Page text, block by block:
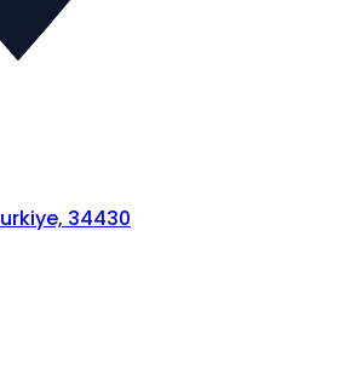
34430